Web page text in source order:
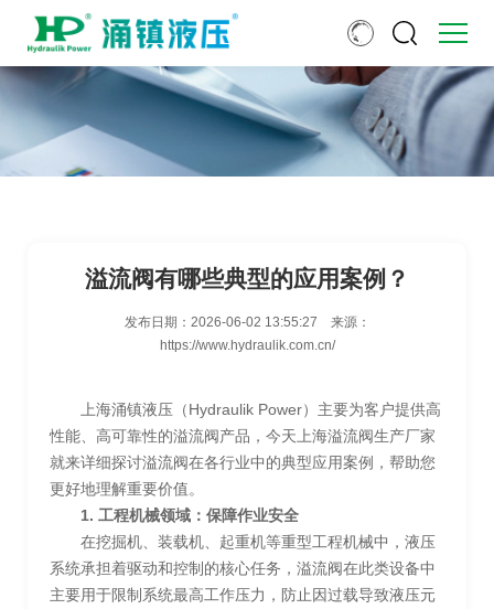
溢流阀有哪些典型的应用案例？
发布日期： 2026-06-02 13:55:27
来源：
https://www.hydraulik.com.cn/
上海涌镇液压（Hydraulik Power）主要为客户提供高
性能、高可靠性的溢流阀产品，今天上海溢流阀生产厂家
就来详细探讨溢流阀在各行业中的典型应用案例，帮助您
更好地理解重要价值。
1. 工程机械领域：保障作业安全
在挖掘机、装载机、起重机等重型工程机械中，液压
系统承担着驱动和控制的核心任务，溢流阀在此类设备中
主要用于限制系统最高工作压力，防止因过载导致液压元